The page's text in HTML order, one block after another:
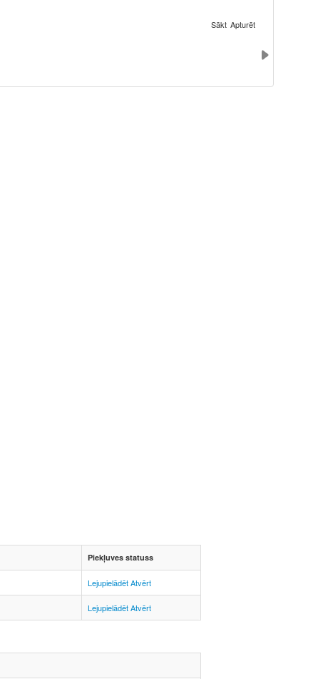
Sākt Apturēt
Piekļuves statuss
LejupielādētAtvērt
LejupielādētAtvērt